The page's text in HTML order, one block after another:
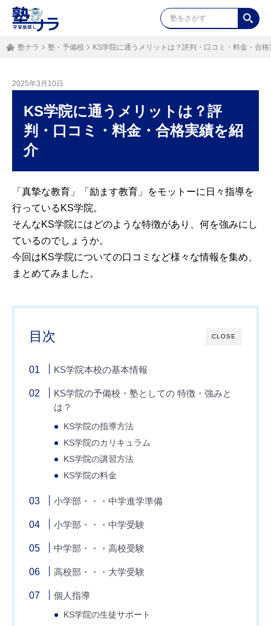
塾ナラ 塾・予備校 KS学院に通うメリットは？評判・口コミ・料金・合
2025年3月10日
KS学院に通うメリットは？評
判・口コミ・料金・合格実績を紹
介
「真摯な教育」「励ます教育」をモットーに日々指導を
行っているKS学院。
そんなKS学院にはどのような特徴があり、何を強みにし
ているのでしょうか。
今回はKS学院についての口コミなど様々な情報を集め、
まとめてみました。
CLOSE
目次
KS学院本校の基本情報
KS学院の予備校・塾としての 特徴・強みと
は？
KS学院の指導方法
KS学院のカリキュラム
KS学院の講習方法
KS学院の料金
小学部・・・中学進学準備
小学部・・・中学受験
中学部・・・高校受験
高校部・・・大学受験
個人指導
KS学院の生徒サポート